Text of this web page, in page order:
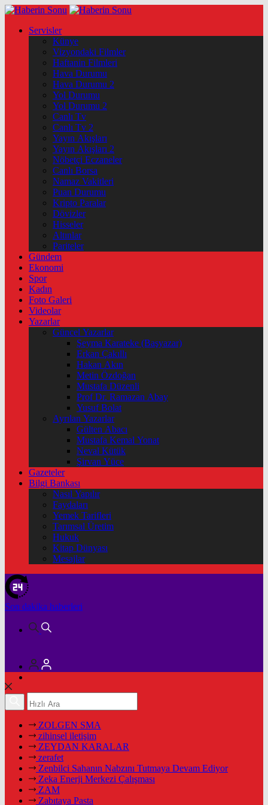
Servisler
Künye
Vizyondaki Filmler
Haftanin Filmleri
Hava Durumu
Hava Durumu 2
Yol Durumu
Yol Durumu 2
Canlı Tv
Canlı Tv 2
Yayın Akışları
Yayın Akışları 2
Nöbetçi Eczaneler
Canlı Borsa
Namaz Vakitleri
Puan Durumu
Kripto Paralar
Dövizler
Hisseler
Altınlar
Pariteler
Gündem
Ekonomi
Spor
Kadın
Foto Galeri
Videolar
Yazarlar
Güncel Yazarlar
Şeyma Karateke (Başyazar)
Erkan Çakıllı
Hakan Akın
Metin Özdoğan
Mustafa Düzenli
Prof Dr. Ramazan Abay
Yusuf Bolat
Ayrılan Yazarlar
Gülten Abacı
Mustafa Kemal Yonat
Neval Kütük
Şirvan Yüce
Gazeteler
Bilgi Bankası
Nasıl Yapılır
Faydaları
Yemek Tarifleri
Tarımsal Üretim
Hukuk
Kitap Dünyası
Mesajlar
Son dakika haberleri
ZOLGEN SMA
zihinsel iletişim
ZEYDAN KARALAR
zerafet
Zenbilci Sahanın Nabzını Tutmaya Devam Ediyor
Zeka Enerji Merkezi Çalışması
ZAM
Zabıtaya Pasta